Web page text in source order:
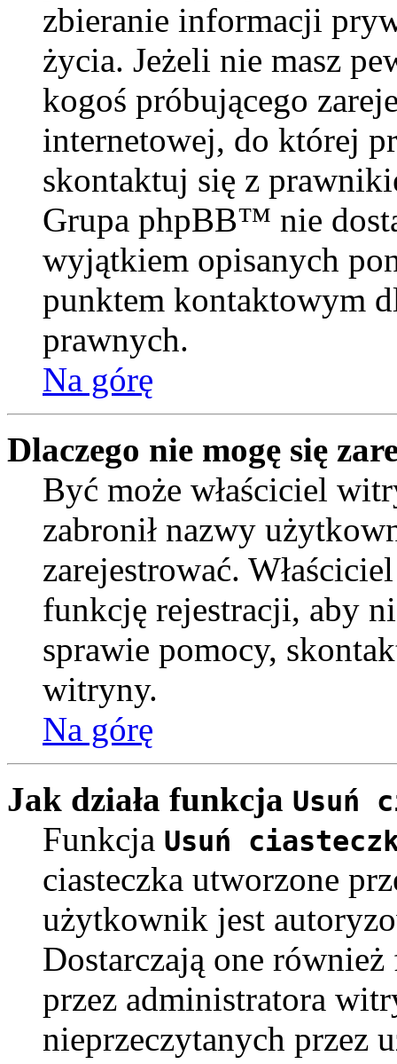
zbieranie informacji
życia. Jeżeli nie masz
kogoś próbującego
internetowej, do której
skontaktuj się z
Grupa phpBB™ nie
wyjątkiem opisanych
punktem kontaktowym
prawnych.
Na górę
Dlaczego nie mogę się
Być może właściciel
zabronił nazwy
zarejestrować.
funkcję rejestracji, aby
sprawie pomocy,
witryny.
Na górę
Jak działa funkcja Usuń
Funkcja Usuń
ciasteczka utworzone
użytkownik jest
Dostarczają one również
przez administratora
nieprzeczytanych przez